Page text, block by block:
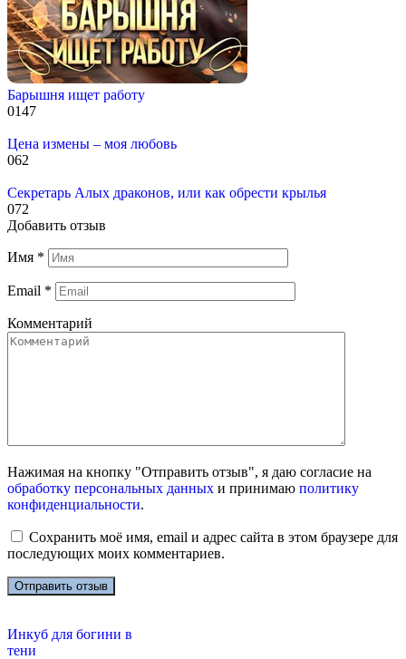
Барышня ищет работу
0147
Цена измены – моя любовь
062
Секретарь Алых драконов, или как обрести крылья
072
Добавить отзыв
Имя *
Email *
Комментарий
Нажимая на кнопку "Отправить отзыв", я даю согласие на
обработку персональных данных и принимаю политику
конфиденциальности.
Сохранить моё имя, email и адрес сайта в этом браузере для
последующих моих комментариев.
Инкуб для богини в
тени